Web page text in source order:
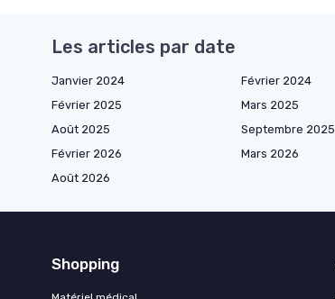
Les articles par date
Janvier 2024 Février 2024
Février 2025
Mars 2025
Août 2025
Septembre 2025
Février 2026
Mars 2026
Août 2026
Shopping